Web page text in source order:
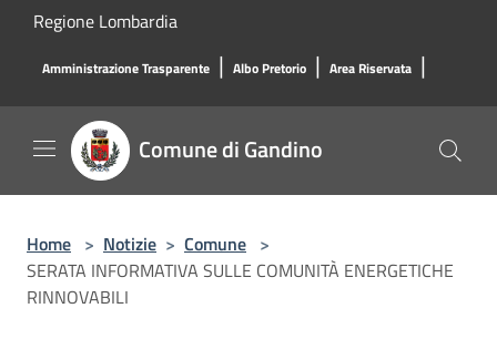
Salta al contenuto principale
Regione Lombardia
Amministrazione Trasparente | Albo Pretorio | Area Riservata |
Comune di Gandino
Home > Notizie > Comune >
SERATA INFORMATIVA SULLE COMUNITÀ ENERGETICHE
RINNOVABILI